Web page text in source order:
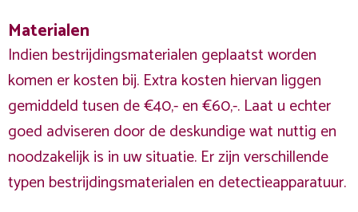
Materialen
Indien bestrijdingsmaterialen geplaatst worden
komen er kosten bij. Extra kosten hiervan liggen
gemiddeld tusen de €40,- en €60,-. Laat u echter
goed adviseren door de deskundige wat nuttig en
noodzakelijk is in uw situatie. Er zijn verschillende
typen bestrijdingsmaterialen en detectieapparatuur.